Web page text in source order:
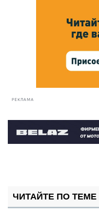
РЕКЛАМА
ЧИТАЙТЕ ПО ТЕМЕ